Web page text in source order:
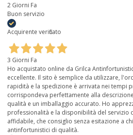
2 Giorni Fa
Buon servizio
Acquirente verificato
3 Giorni Fa
Ho acquistato online da Grilca
eccellente. Il sito è semplice da utilizzare,
rapidità e la spedizione è arrivata nei tempi
corrispondeva perfettamente alla
qualità e un imballaggio accurato. Ho
professionalità e la disponibilità del servizio
affidabile, che consiglio senza esitazione a
antinfortunistici di qualità.